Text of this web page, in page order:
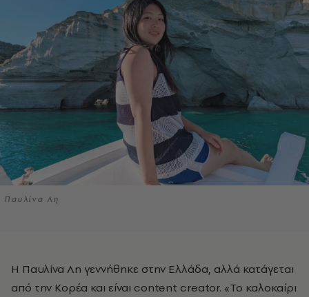
Παυλίνα Λη
Η Παυλίνα Λη γεννήθηκε στην Ελλάδα, αλλά κατάγεται
από την Κορέα και είναι content creator. «Το καλοκαίρι